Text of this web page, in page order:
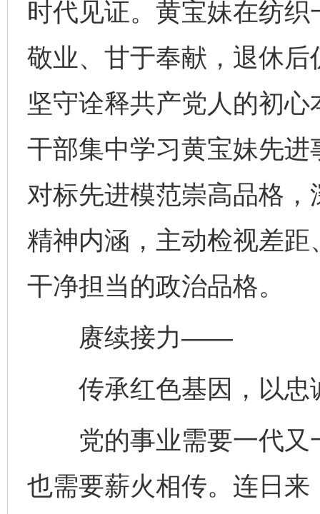
时代见证。黄宝妹在纺
敬业、甘于奉献，退休
坚守诠释共产党人的初
干部集中学习黄宝妹先
对标先进模范崇高品格
精神内涵，主动检视差
干净担当的政治品格。
赓续接力——
传承红色基因，以忠
党的事业需要一代又
也需要薪火相传。连日来